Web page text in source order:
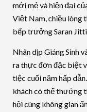
mới mẻ và hiện đại
Việt Nam, chiều lòng
bếp trưởng Saran
Nhân dịp Giáng Sinh
ra thực đơn đặc biệt
tiệc cuối năm hấp
khách có thể thưởng
hội cùng không gian